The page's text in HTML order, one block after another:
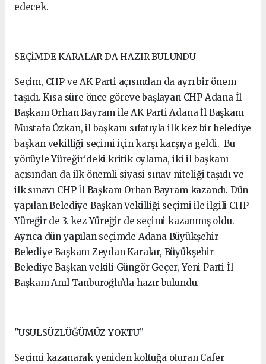
edecek.
SEÇİMDE KARALAR DA HAZIR BULUNDU
Seçim, CHP ve AK Parti açısından da ayrı bir önem
taşıdı. Kısa süre önce göreve başlayan CHP Adana İl
Başkanı Orhan Bayram ile AK Parti Adana İl Başkanı
Mustafa Özkan, il başkanı sıfatıyla ilk kez bir belediye
başkan vekilliği seçimi için karşı karşıya geldi. Bu
yönüyle Yüreğir'deki kritik oylama, iki il başkanı
açısından da ilk önemli siyasi sınav niteliği taşıdı ve
ilk sınavı CHP İl Başkanı Orhan Bayram kazandı. Dün
yapılan Belediye Başkan Vekilliği seçimi ile ilgili CHP
Yüreğir de 3. kez Yüreğir de seçimi kazanmış oldu.
Ayrıca dün yapılan seçimde Adana Büyükşehir
Belediye Başkanı Zeydan Karalar, Büyükşehir
Belediye Başkan vekili Güngör Geçer, Yeni Parti İl
Başkanı Anıl Tanburoğlu’da hazır bulundu.
"USULSÜZLÜĞÜMÜZ YOKTU”
Seçimi kazanarak yeniden koltuğa oturan Cafer